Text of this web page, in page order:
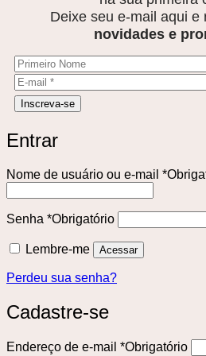
Deixe seu e-mail aqui e
novidades e
Entrar
Nome de usuário ou e-mail *
Senha *Obrigatório
Lembre-me Acessar
Perdeu sua senha?
Cadastre-se
Endereço de e-mail *Obrigatório